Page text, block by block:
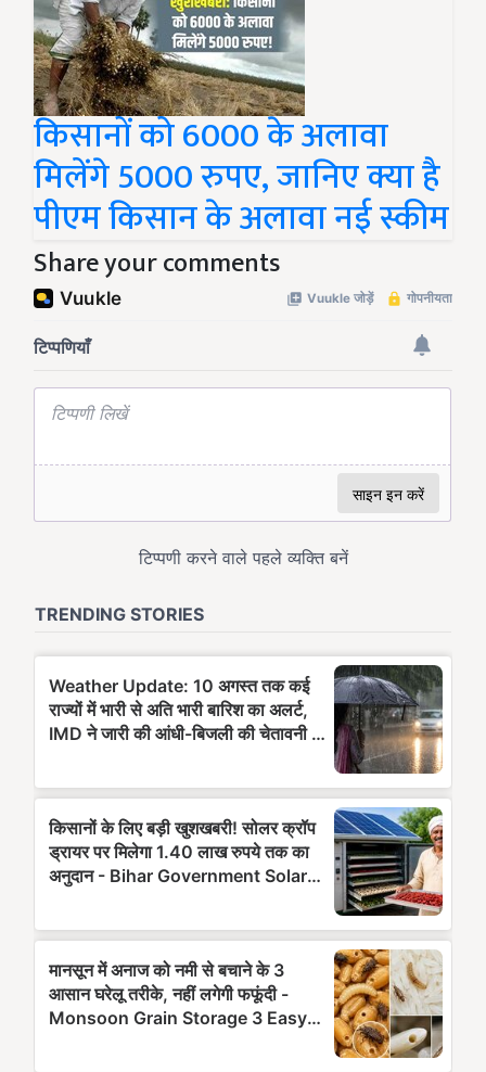
किसानों को 6000 के अलावा
मिलेंगे 5000 रुपए, जानिए क्या है
पीएम किसान के अलावा नई स्कीम
Share your comments